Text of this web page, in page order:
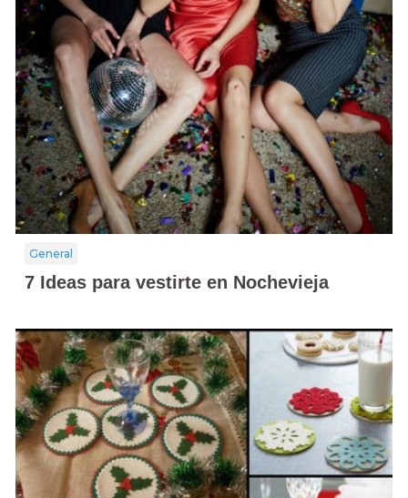
General
7 Ideas para vestirte en Nochevieja